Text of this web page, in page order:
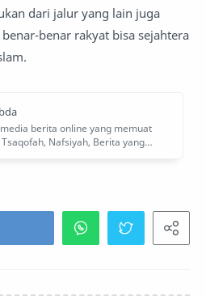
dari jalur yang lain juga
benar rakyat bisa sejahtera